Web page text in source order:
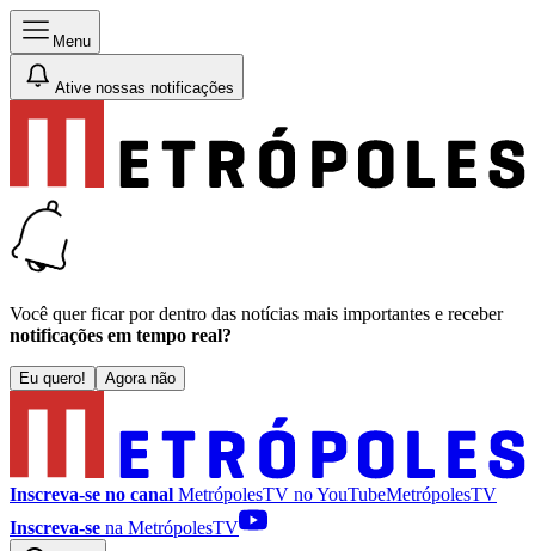
Menu
Ative nossas notificações
Você quer ficar por dentro das notícias mais importantes e receber
notificações em tempo real?
Eu quero! Agora não
Inscreva-se no canal MetrópolesTV noYouTubeMetrópolesTV
Inscreva-se na MetrópolesTV